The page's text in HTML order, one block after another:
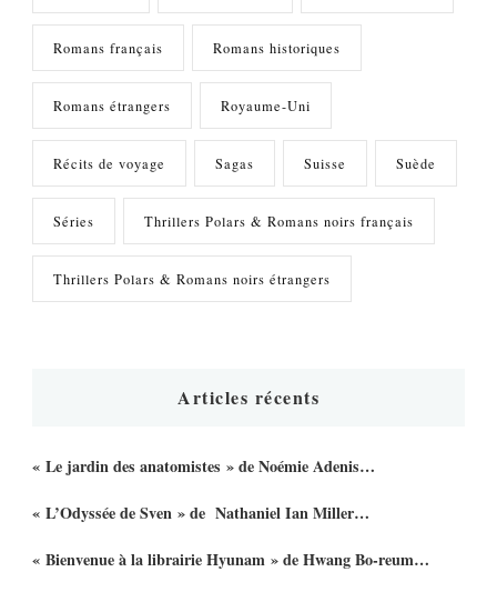
Romans français Romans historiques
Romans étrangers Royaume-Uni
Récits de voyage Sagas Suisse Suède
Séries Thrillers Polars & Romans noirs français
Thrillers Polars & Romans noirs étrangers
Articles récents
« Le jardin des anatomistes » de Noémie Adenis…
« L’Odyssée de Sven » de Nathaniel Ian Miller…
« Bienvenue à la librairie Hyunam » de Hwang Bo-reum…